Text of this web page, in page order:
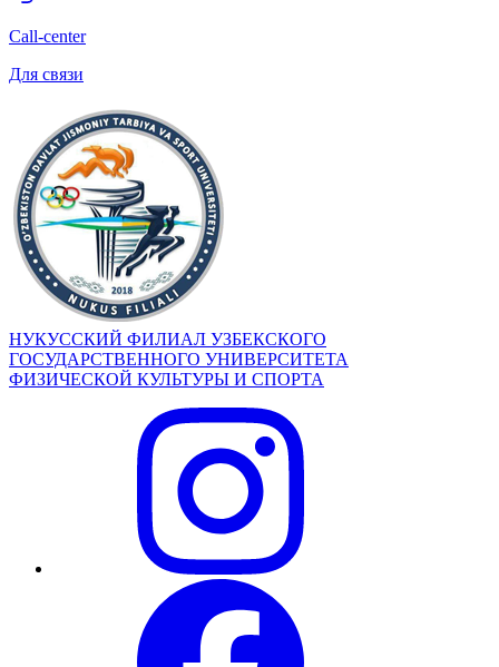
Call-center
Для связи
НУКУССКИЙ ФИЛИАЛ УЗБЕКСКОГО
ГОСУДАРСТВЕННОГО УНИВЕРСИТЕТА
ФИЗИЧЕСКОЙ КУЛЬТУРЫ И СПОРТА